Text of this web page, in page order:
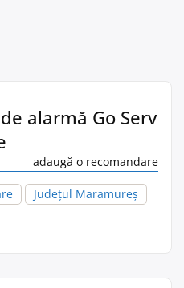
alarmă Go Serv
adaugă o recomandare
Județul Maramureș